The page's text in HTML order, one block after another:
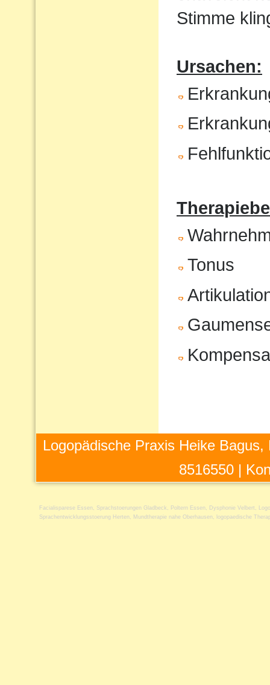
Stimme
Ursachen:
Tonus
Logopädische Praxis Heike
8516550 |
Facialisparese Essen Sprachstoerungen Gladbeck Poltern Essen Dysphonie Velbert
Sprachentwicklungsstoerung Herten
Mundtherapie nahe Oberhausen logopaedische